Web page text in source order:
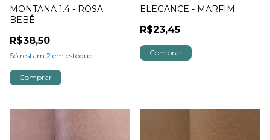
MONTANA 1.4 - ROSA
BEBÊ
R$38,50
Só restam 2 em estoque!
ELEGANCE - MARFIM
R$23,45